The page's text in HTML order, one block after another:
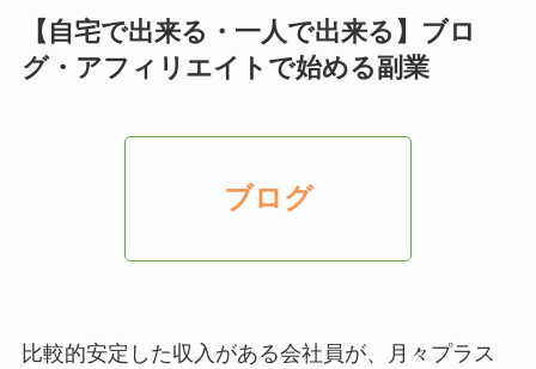
【自宅で出来る・一人で出来る】ブロ
グ・アフィリエイトで始める副業
ブログ
比較的安定した収入がある会社員が、月々プラス